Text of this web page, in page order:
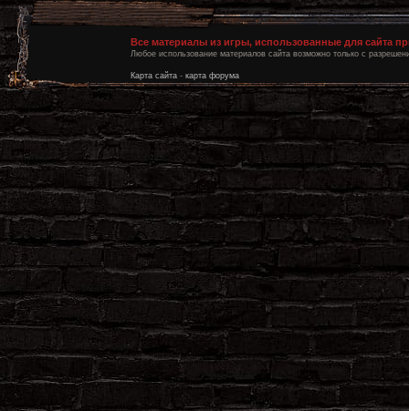
Все материалы из игры, использованные для сайта
Любое использование материалов сайта возможно только с
Карта сайта - карта форума